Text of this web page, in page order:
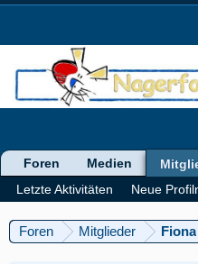
Foren Mitglieder Fiona
Foren Medien
Letzte Aktivitäten
Neue